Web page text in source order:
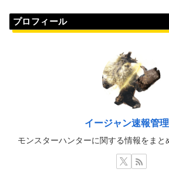
プロフィール
イージャン速報管
モンスターハンターに関する情報をまと